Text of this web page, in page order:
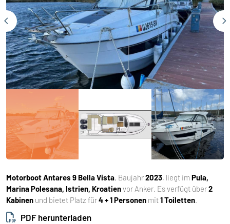
MotorbootAntares 9 Bella Vista, Baujahr2023, liegt imPula,
Marina Polesana, Istrien, Kroatienvor Anker. Es verfügt über2
Kabinen und bietet Platz für4 + 1 Personen mit1 Toiletten.
PDF herunterladen